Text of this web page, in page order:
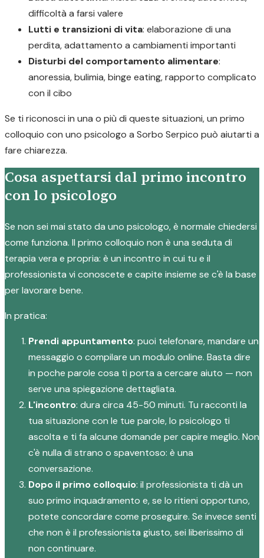
difficoltà a farsi valere
Lutti e transizioni di vita: elaborazione di una
perdita, adattamento a cambiamenti importanti
Disturbi del comportamento alimentare:
anoressia, bulimia, binge eating, rapporto complicato
con il cibo
Se ti riconosci in una o più di queste situazioni, un primo
colloquio con uno psicologo a Sorbo Serpico può aiutarti a
fare chiarezza.
Cosa aspettarsi dal primo incontro
con lo psicologo
Se non sei mai stato da uno psicologo, è normale chiedersi
come funziona. Il primo colloquio non è una seduta di
terapia vera e propria: è un incontro in cui tu e il
professionista vi conoscete e capite insieme se c'è la base
per lavorare bene.
In pratica:
Prendi appuntamento: puoi telefonare, mandare un
messaggio o compilare un modulo online. Basta dire
in poche parole cosa ti porta a cercare aiuto — non
serve una spiegazione dettagliata.
L'incontro: dura circa 45-50 minuti. Tu racconti la
tua situazione con le tue parole, lo psicologo ti
ascolta e ti fa alcune domande per capire meglio. Non
c'è nulla di strano o spaventoso: è una
conversazione.
Dopo il primo colloquio: il professionista ti dà un
suo primo inquadramento e, se lo ritieni opportuno,
potete concordare come proseguire. Se invece senti
che non è il professionista giusto, sei liberissimo di
non continuare.